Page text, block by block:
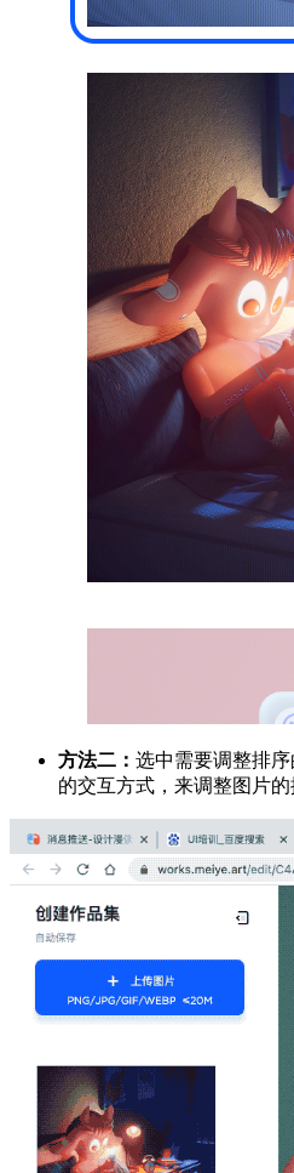
方法二： 选中需要调整排
的交互方式，来调整图片